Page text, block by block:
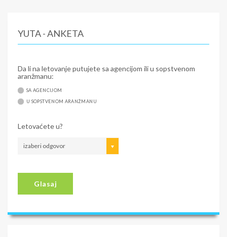
YUTA - ANKETA
Da li na letovanje putujete sa agencijom ili u sopstvenom
aranžmanu:
SA AGENCIJOM
U SOPSTVENOM ARANŽMANU
Letovaćete u?
izaberi odgovor
Glasaj